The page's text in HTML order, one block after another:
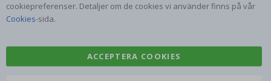
cookiepreferenser. Detaljer om de cookies vi använder finns på vår
Cookies-sida.
ACCEPTERA COOKIES